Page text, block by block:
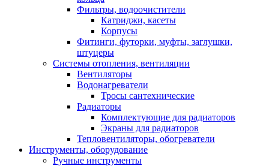
Фильтры, водоочистители
Катриджи, касеты
Корпусы
Фитинги, футорки, муфты, заглушки,
штуцеры
Системы отопления, вентиляции
Вентиляторы
Водонагреватели
Тросы сантехнические
Радиаторы
Комплектующие для радиаторов
Экраны для радиаторов
Тепловентиляторы, обогреватели
Инструменты, оборудование
Ручные инструменты